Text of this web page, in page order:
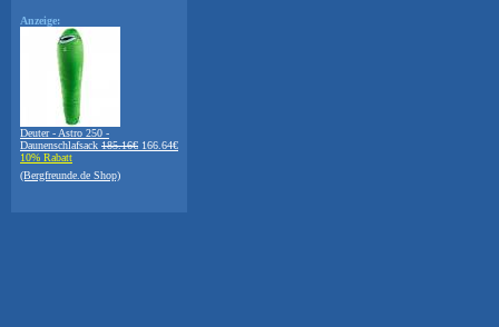
Anzeige:
Deuter - Astro 250 -
Daunenschlafsack 185.16€ 166.64€
10% Rabatt
(Bergfreunde.de Shop)